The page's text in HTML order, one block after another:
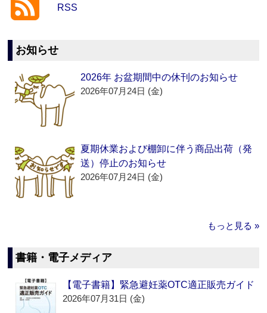
RSS
お知らせ
2026年 お盆期間中の休刊のお知らせ
2026年07月24日 (金)
夏期休業および棚卸に伴う商品出荷（発
送）停止のお知らせ
2026年07月24日 (金)
もっと見る »
書籍・電子メディア
【電子書籍】緊急避妊薬OTC適正販売ガイド
2026年07月31日 (金)